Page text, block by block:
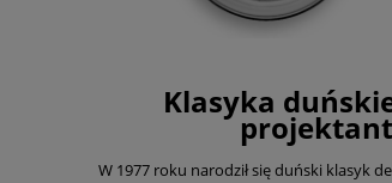
Klasyka
W 1977 roku narodził się duński klasyk